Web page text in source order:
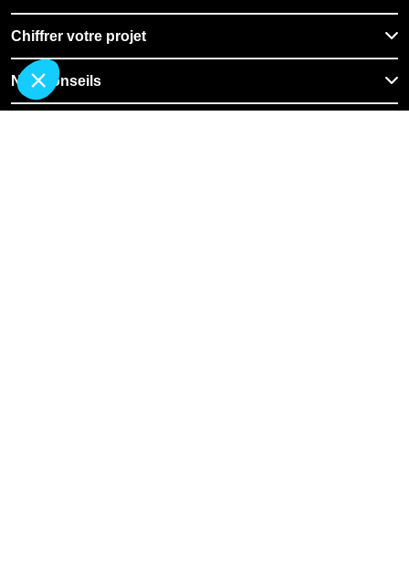
Chiffrer votre projet
Nos conseils